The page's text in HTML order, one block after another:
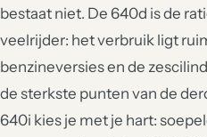
bestaat niet. De 640d is de
veelrijder: het verbruik ligt
benzineversies en de
de sterkste punten van de
640i kies je met je hart: